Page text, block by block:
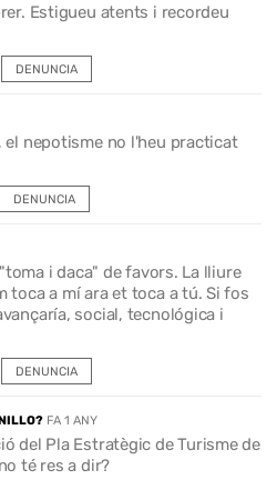
Estigueu atents i recordeu
DENUNCIA
el nepotisme no l'heu practicat
DENUNCIA
i daca" de favors. La lliure
toca a mí ara et toca a tú. Si fos
social, tecnológica i
DENUNCIA
FA 1 ANY
del Pla Estratègic de Turisme de
té res a dir?